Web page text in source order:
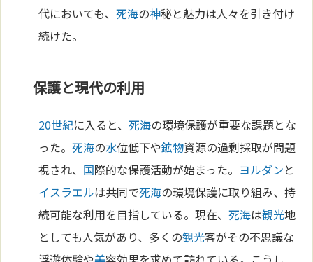
代においても、死海の神秘と魅力は人々を引き付け
続けた。
保護と現代の利用
20世紀に入ると、死海の環境保護が重要な課題とな
った。死海の水位低下や鉱物資源の過剰採取が問題
視され、 国際的な保護活動が始まった。 ヨルダンと
イスラエルは共同で死海の環境保護に取り組み、持
続可能な利用を目指している。現在、死海は観光地
としても人気があり、多くの観光客がその不思議な